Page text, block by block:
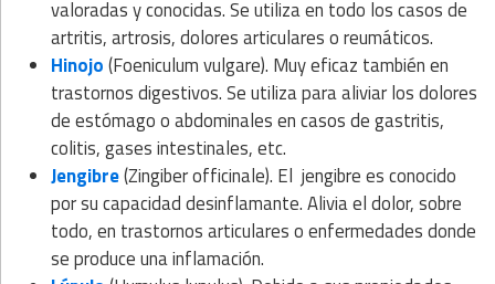
valoradas y conocidas. Se utiliza en todo los casos de
artritis, artrosis, dolores articulares o reumáticos.
Hinojo(Foeniculum vulgare). Muy eficaz también en
trastornos digestivos. Se utiliza para aliviar los dolores
de estómago o abdominales en casos de gastritis,
colitis, gases intestinales, etc.
Jengibre(Zingiber officinale). El jengibre es conocido
por su capacidad desinflamante. Alivia el dolor, sobre
todo, en trastornos articulares o enfermedades donde
se produce una inflamación.